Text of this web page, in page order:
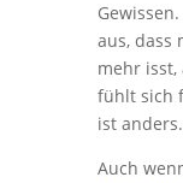
aus, dass
mehr
fühlt sich
ist anders.
Auch